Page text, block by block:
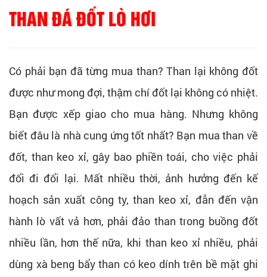
THAN ĐÁ ĐỐT LÒ HƠI
Có phải bạn đã từng mua than? Than lại không đốt
được như mong đợi, thậm chí đốt lại không có nhiệt.
Bạn được xếp giao cho mua hàng. Nhưng không
biết đâu là nhà cung ứng tốt nhất? Bạn mua than về
đốt, than keo xỉ, gây bao phiền toái, cho việc phải
đổi đi đổi lại. Mất nhiều thời, ảnh hưởng đến kế
hoạch sản xuất công ty, than keo xỉ, đẫn đến vận
hành lò vất vả hơn, phải đảo than trong buồng đốt
nhiều lần, hơn thế nữa, khi than keo xỉ nhiều, phải
dùng xà beng bẩy than có keo dính trên bề mặt ghi